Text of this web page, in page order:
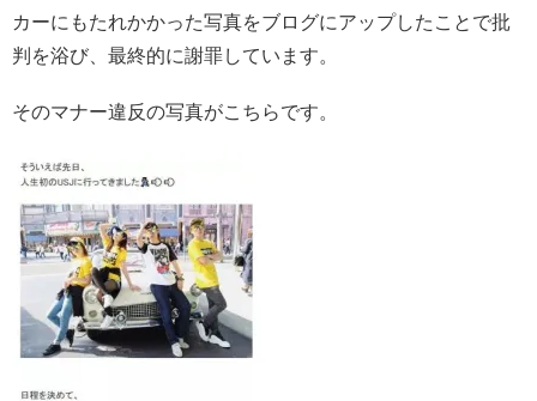
カーにもたれかかった写真をブログにアップしたことで批
判を浴び、最終的に謝罪しています。
そのマナー違反の写真がこちらです。